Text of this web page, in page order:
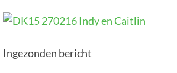
Ingezonden bericht